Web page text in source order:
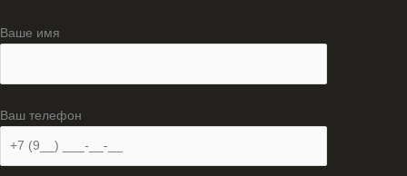
Ваше имя
Ваш телефон